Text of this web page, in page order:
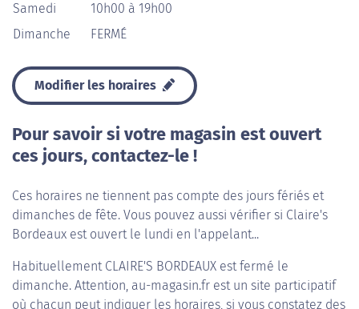
Samedi
10h00 à 19h00
Dimanche
FERMÉ
Modifier les horaires
Pour savoir si votre magasin est ouvert
ces jours, contactez-le !
Ces horaires ne tiennent pas compte des jours fériés et
dimanches de fête. Vous pouvez aussi vérifier si Claire's
Bordeaux est ouvert le lundi en l'appelant...
Habituellement CLAIRE'S BORDEAUX est fermé le
dimanche. Attention, au-magasin.fr est un site participatif
où chacun peut indiquer les horaires, si vous constatez des